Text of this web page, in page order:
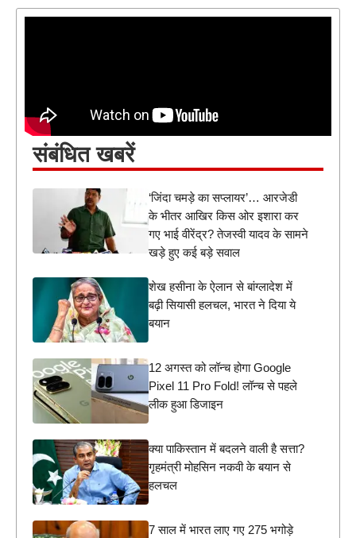
संबंधित खबरें
‘जिंदा चमड़े का सप्लायर’… आरजेडी
के भीतर आखिर किस ओर इशारा कर
गए भाई वीरेंद्र? तेजस्वी यादव के सामने
खड़े हुए कई बड़े सवाल
शेख हसीना के ऐलान से बांग्लादेश में
बढ़ी सियासी हलचल, भारत ने दिया ये
बयान
12 अगस्त को लॉन्च होगा Google
Pixel 11 Pro Fold! लॉन्च से पहले
लीक हुआ डिजाइन
क्या पाकिस्तान में बदलने वाली है सत्ता?
गृहमंत्री मोहसिन नकवी के बयान से
हलचल
7 साल में भारत लाए गए 275 भगोड़े